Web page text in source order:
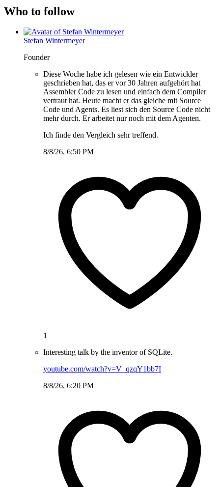
Who to follow
Stefan Wintermeyer
Founder
Diese Woche habe ich gelesen wie ein Entwickler
geschrieben hat, das er vor 30 Jahren aufgehört hat
Assembler Code zu lesen und einfach dem Compiler
vertraut hat. Heute macht er das gleiche mit Source
Code und Agents. Es liest sich den Source Code nicht
mehr durch. Er arbeitet nur noch mit dem Agenten.
Ich finde den Vergleich sehr treffend.
8/8/26, 6:50 PM
1
Interesting talk by the inventor of SQLite.
youtube.com/watch?v=V_qzqY1bb7I
8/8/26, 6:20 PM